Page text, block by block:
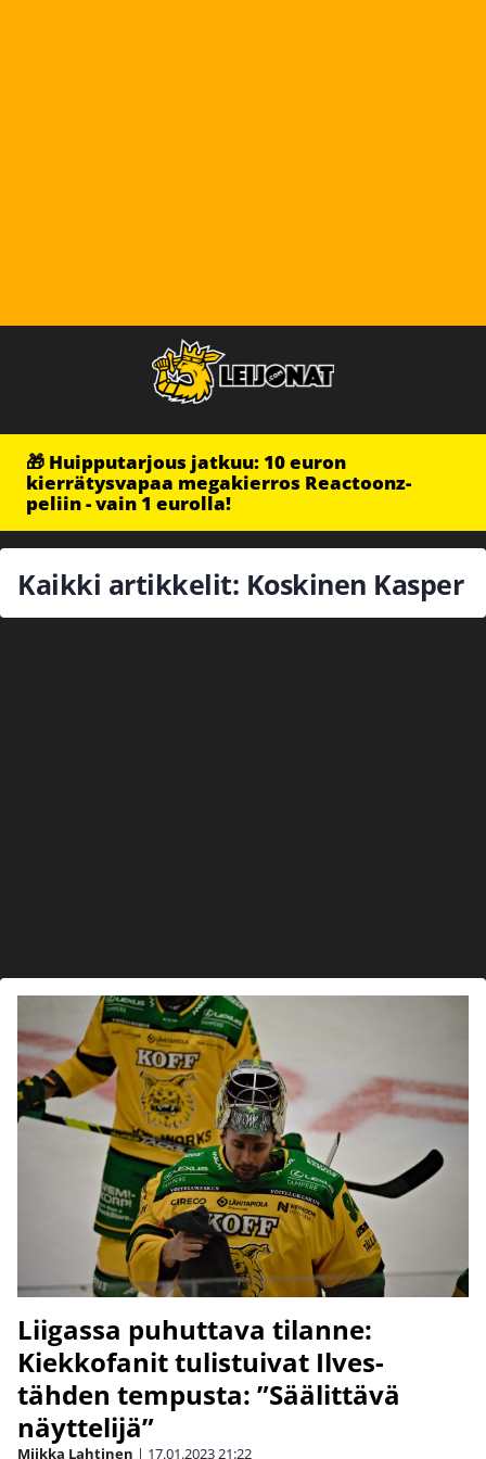
🎁 Huipputarjous jatkuu: 10 euron
kierrätysvapaa megakierros Reactoonz-
peliin - vain 1 eurolla!
Kaikki artikkelit: Koskinen Kasper
Liigassa puhuttava tilanne:
Kiekkofanit tulistuivat Ilves-
tähden tempusta: ”Säälittävä
näyttelijä”
Miikka Lahtinen | 17.01.202321:22